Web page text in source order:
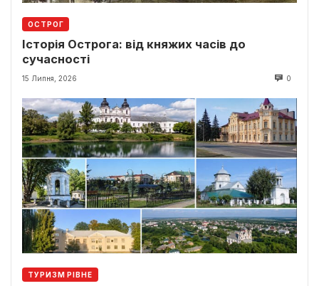
ОСТРОГ
Історія Острога: від княжих часів до
сучасності
15 Липня, 2026 0
ТУРИЗМ РІВНЕ